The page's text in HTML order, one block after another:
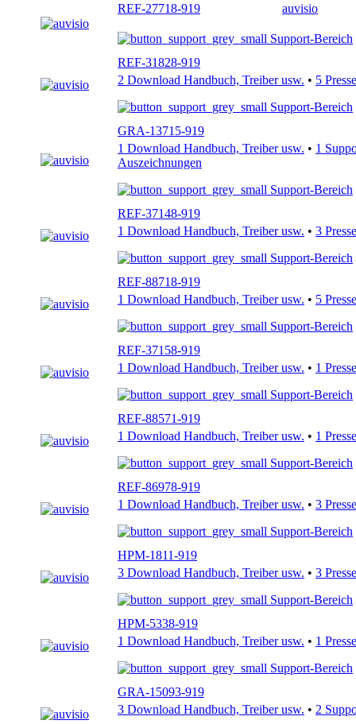
REF-27718-919
auvisio
Support-Bereich
REF-31828-919
2 Download Handbuch, Treiber usw. • 5
Support-Bereich
GRA-13715-919
1 Download Handbuch, Treiber usw. • 1
Auszeichnungen
Support-Bereich
REF-37148-919
1 Download Handbuch, Treiber usw. • 3
Support-Bereich
REF-88718-919
1 Download Handbuch, Treiber usw. • 5
Support-Bereich
REF-37158-919
1 Download Handbuch, Treiber usw. • 1
Support-Bereich
REF-88571-919
1 Download Handbuch, Treiber usw. • 1
Support-Bereich
REF-86978-919
1 Download Handbuch, Treiber usw. • 3
Support-Bereich
HPM-1811-919
3 Download Handbuch, Treiber usw. • 3
Support-Bereich
HPM-5338-919
1 Download Handbuch, Treiber usw. • 1
Support-Bereich
GRA-15093-919
3 Download Handbuch, Treiber usw. • 2